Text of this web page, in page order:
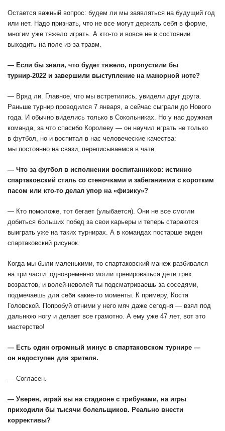
Остается важный вопрос: будем ли мы заявляться на будущий год
или нет. Надо признать, что не все могут держать себя в форме,
многим уже тяжело играть. А кто-то и вовсе не в состоянии
выходить на поле из-за травм.
— Если бы знали, что будет тяжело, пропустили бы
турнир-2022 и завершили выступление на мажорной ноте?
— Вряд ли. Главное, что мы встретились, увидели друг друга.
Раньше турнир проводился 7 января, а сейчас сыграли до Нового
года. И обычно виделись только в Сокольниках. Но у нас дружная
команда, за что спасибо Королеву — он научил играть не только
в футбол, но и воспитал в нас человеческие качества:
мы постоянно на связи, переписываемся в чате.
— Что за футбол в исполнении воспитанников: истинно
спартаковский стиль со стеночками и забеганиями с коротким
пасом или кто-то делал упор на «физику»?
— Кто помоложе, тот бегает (улыбается). Они не все смогли
добиться больших побед за свои карьеры и теперь стараются
выиграть уже на таких турнирах. А в командах постарше виден
спартаковский рисунок.
Когда мы были маленькими, то спартаковский манеж разбивался
на три части: одновременно могли тренироваться дети трех
возрастов, и волей-неволей ты подсматриваешь за соседями,
подмечаешь для себя какие-то моменты. К примеру, Костя
Головской. Попробуй отними у него мяч даже сегодня — взял под
дальнюю ногу и делает все грамотно. А ему уже 47 лет, вот это
мастерство!
— Есть один огромный минус в спартаковском турнире —
он недоступен для зрителя.
— Согласен.
— Уверен, играй вы на стадионе с трибунами, на игры
приходили бы тысячи болельщиков. Реально внести
коррективы?